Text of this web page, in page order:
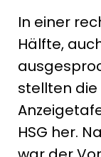
In einer
Hälfte,
stellten
HSG her.